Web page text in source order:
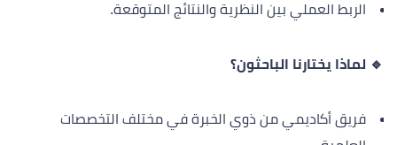
الربط العملي بين النظرية والنتائج المتوقعة.
🔹 لماذا يختارنا الباحثون؟
فريق أكاديمي من ذوي الخبرة في مختلف التخصصات